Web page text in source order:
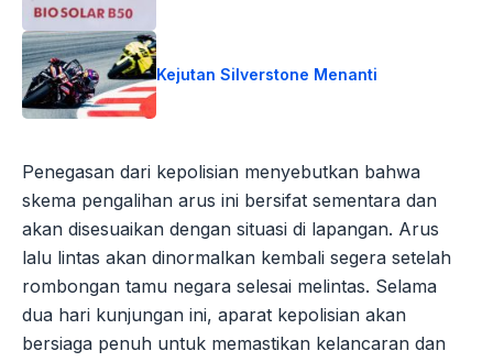
Kejutan Silverstone Menanti
Penegasan dari kepolisian menyebutkan bahwa
skema pengalihan arus ini bersifat sementara dan
akan disesuaikan dengan situasi di lapangan. Arus
lalu lintas akan dinormalkan kembali segera setelah
rombongan tamu negara selesai melintas. Selama
dua hari kunjungan ini, aparat kepolisian akan
bersiaga penuh untuk memastikan kelancaran dan